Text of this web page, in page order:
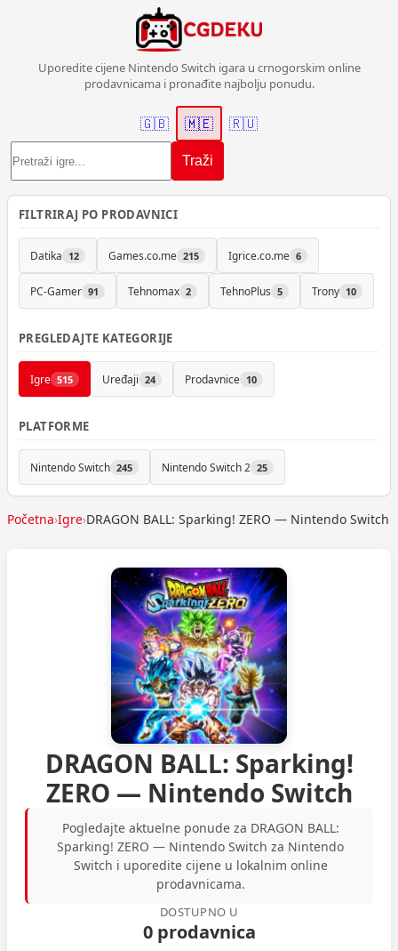
Uporedite cijene Nintendo Switch igara u crnogorskim online
prodavnicama i pronađite najbolju ponudu.
Traži
🇬🇧 🇲🇪 🇷🇺
FILTRIRAJ PO PRODAVNICI
Datika 12 Games.co.me 215 Igrice.co.me 6
PC-Gamer 91 Tehnomax 2 TehnoPlus 5 Trony 10
PREGLEDAJTE KATEGORIJE
Igre 515 Uređaji 24 Prodavnice 10
PLATFORME
Nintendo Switch 245 Nintendo Switch 2 25
Početna›Igre›DRAGON BALL: Sparking! ZERO — Nintendo Switch
DRAGON BALL: Sparking!
ZERO — Nintendo Switch
Pogledajte aktuelne ponude za DRAGON BALL:
Sparking! ZERO — Nintendo Switch za Nintendo
Switch i uporedite cijene u lokalnim online
prodavnicama.
DOSTUPNO U
0 prodavnica